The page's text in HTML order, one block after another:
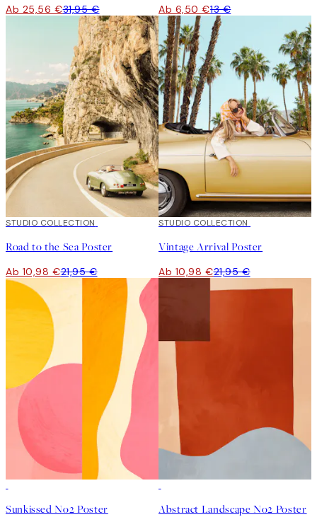
Ab 25,56 €31,95 € Ab 6,50 €13 €
50%*
STUDIO COLLECTION
Road to the Sea Poster
Ab 10,98 €21,95 €
50%*
STUDIO COLLECTION
Vintage Arrival Poster
Ab 10,98 €21,95 €
Sunkissed No2 Poster Abstract Landscape No2 Poster